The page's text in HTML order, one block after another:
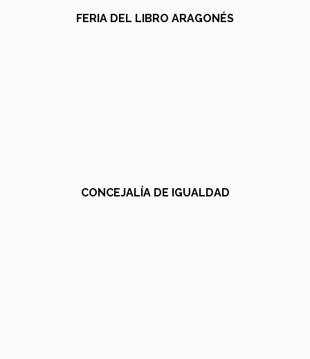
FERIA DEL LIBRO ARAGONÉS
CONCEJALÍA DE IGUALDAD